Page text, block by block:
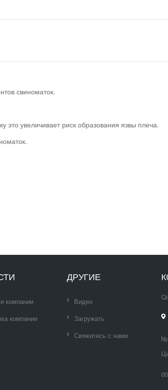
свиноматок.
это увеличивает риск образования язвы плеча.
компании
компании
ДРУГИЕ
Видео
Загружать
Свяжитесь с нами
№